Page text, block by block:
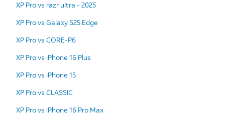
XP Pro vs razr ultra - 2025
XP Pro vs Galaxy S25 Edge
XP Pro vs CORE-P6
XP Pro vs iPhone 16 Plus
XP Pro vs iPhone 15
XP Pro vs CLASSIC
XP Pro vs iPhone 16 Pro Max